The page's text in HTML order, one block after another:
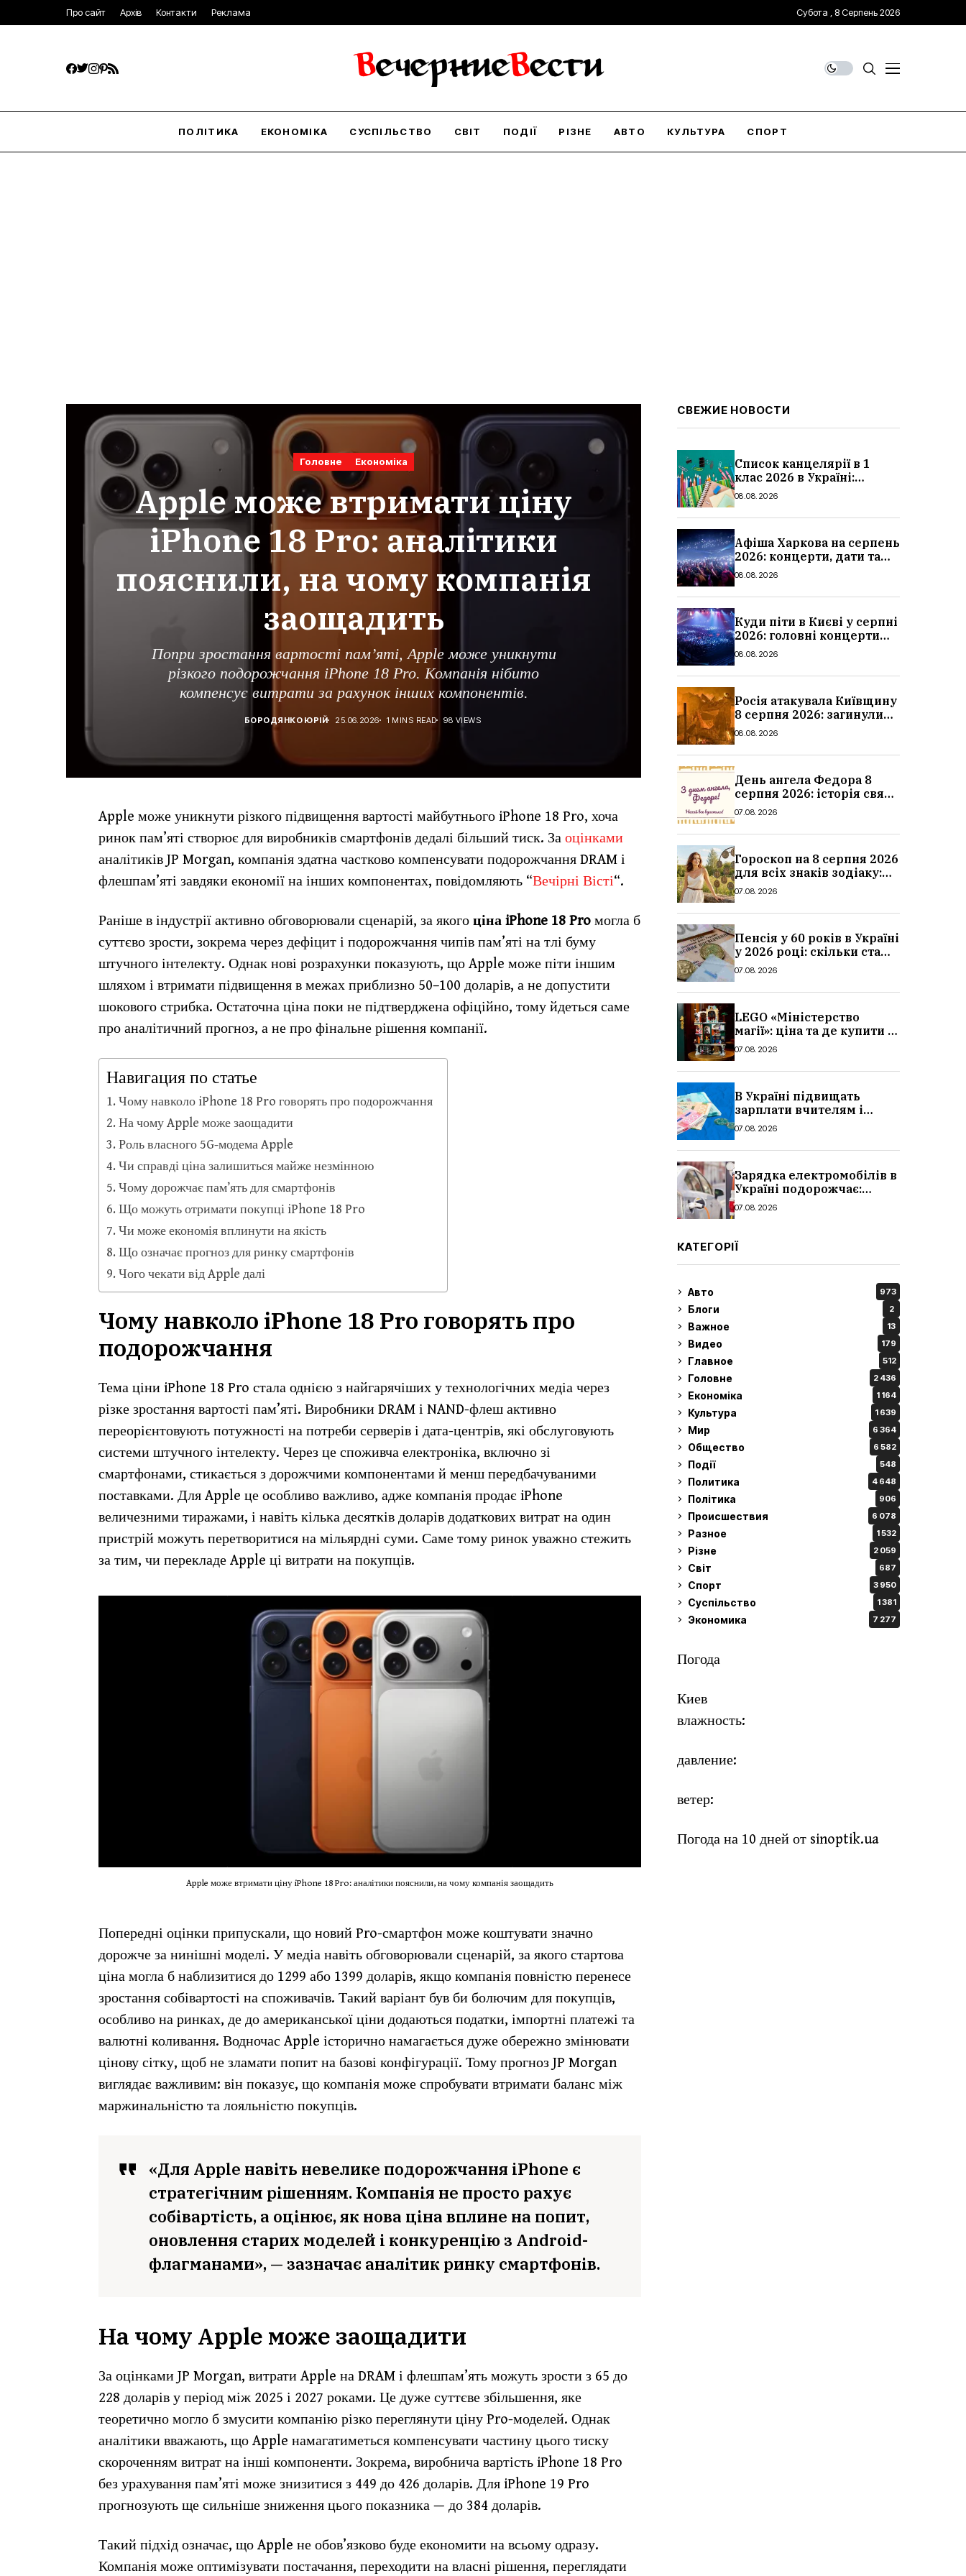
Про сайт Архів Контакти Реклама Субота , 8 Серпень 2026
ПОЛІТИКА ЕКОНОМІКА СУСПІЛЬСТВО СВІТ ПОДІЇ РІЗНЕ АВТО КУЛЬТУРА СПОРТ
Головне Економіка
Apple може втримати ціну
iPhone 18 Pro: аналітики
пояснили, на чому компанія
заощадить
Попри зростання вартості пам’яті, Apple може уникнути
різкого подорожчання iPhone 18 Pro. Компанія нібито
компенсує витрати за рахунок інших компонентів.
БОРОДЯНКО ЮРІЙ 25.06.2026 1 MINS READ 98 VIEWS
Apple може уникнути різкого підвищення вартості майбутнього iPhone 18 Pro, хоча
ринок пам’яті створює для виробників смартфонів дедалі більший тиск. За оцінками
аналітиків JP Morgan, компанія здатна частково компенсувати подорожчання DRAM і
флешпам’яті завдяки економії на інших компонентах, повідомляють “Вечірні Вісті“.
Раніше в індустрії активно обговорювали сценарій, за якого ціна iPhone 18 Pro могла б
суттєво зрости, зокрема через дефіцит і подорожчання чипів пам’яті на тлі буму
штучного інтелекту. Однак нові розрахунки показують, що Apple може піти іншим
шляхом і втримати підвищення в межах приблизно 50–100 доларів, а не допустити
шокового стрибка. Остаточна ціна поки не підтверджена офіційно, тому йдеться саме
про аналітичний прогноз, а не про фінальне рішення компанії.
Навигация по статье
Чому навколо iPhone 18 Pro говорять про подорожчання
На чому Apple може заощадити
Роль власного 5G-модема Apple
Чи справді ціна залишиться майже незмінною
Чому дорожчає пам’ять для смартфонів
Що можуть отримати покупці iPhone 18 Pro
Чи може економія вплинути на якість
Що означає прогноз для ринку смартфонів
Чого чекати від Apple далі
Чому навколо iPhone 18 Pro говорять про
подорожчання
Тема ціни iPhone 18 Pro стала однією з найгарячіших у технологічних медіа через
різке зростання вартості пам’яті. Виробники DRAM і NAND-флеш активно
переорієнтовують потужності на потреби серверів і дата-центрів, які обслуговують
системи штучного інтелекту. Через це споживча електроніка, включно зі
смартфонами, стикається з дорожчими компонентами й менш передбачуваними
поставками. Для Apple це особливо важливо, адже компанія продає iPhone
величезними тиражами, і навіть кілька десятків доларів додаткових витрат на один
пристрій можуть перетворитися на мільярдні суми. Саме тому ринок уважно стежить
за тим, чи перекладе Apple ці витрати на покупців.
Apple може втримати ціну iPhone 18 Pro: аналітики пояснили, на чому компанія заощадить
Попередні оцінки припускали, що новий Pro-смартфон може коштувати значно
дорожче за нинішні моделі. У медіа навіть обговорювали сценарій, за якого стартова
ціна могла б наблизитися до 1299 або 1399 доларів, якщо компанія повністю перенесе
зростання собівартості на споживачів. Такий варіант був би болючим для покупців,
особливо на ринках, де до американської ціни додаються податки, імпортні платежі та
валютні коливання. Водночас Apple історично намагається дуже обережно змінювати
цінову сітку, щоб не зламати попит на базові конфігурації. Тому прогноз JP Morgan
виглядає важливим: він показує, що компанія може спробувати втримати баланс між
маржинальністю та лояльністю покупців.
«Для Apple навіть невелике подорожчання iPhone є
стратегічним рішенням. Компанія не просто рахує
собівартість, а оцінює, як нова ціна вплине на попит,
оновлення старих моделей і конкуренцію з Android-
флагманами», — зазначає аналітик ринку смартфонів.
На чому Apple може заощадити
За оцінками JP Morgan, витрати Apple на DRAM і флешпам’ять можуть зрости з 65 до
228 доларів у період між 2025 і 2027 роками. Це дуже суттєве збільшення, яке
теоретично могло б змусити компанію різко переглянути ціну Pro-моделей. Однак
аналітики вважають, що Apple намагатиметься компенсувати частину цього тиску
скороченням витрат на інші компоненти. Зокрема, виробнича вартість iPhone 18 Pro
без урахування пам’яті може знизитися з 449 до 426 доларів. Для iPhone 19 Pro
прогнозують ще сильніше зниження цього показника — до 384 доларів.
Такий підхід означає, що Apple не обов’язково буде економити на всьому одразу.
Компанія може оптимізувати постачання, переходити на власні рішення, переглядати
СВЕЖИЕ НОВОСТИ
Список канцелярії в 1
клас 2026 в Україні:
повний чек-лист для
08.08.2026
Афіша Харкова на серпень
2026: концерти, дати та
ціни квитків
08.08.2026
Куди піти в Києві у серпні
2026: головні концерти
місяця, дати, артисти та
08.08.2026
Росія атакувала Київщину
8 серпня 2026: загинули
троє людей, серед них
08.08.2026
День ангела Федора 8
серпня 2026: історія свята,
значення імені,
прозі
07.08.2026
Гороскоп на 8 серпня 2026
для всіх знаків зодіаку:
кохання, гроші та справи
07.08.2026
Пенсія у 60 років в Україні
у 2026 році: скільки стажу
потрібно, умови, кому
07.08.2026
LEGO «Міністерство
магії»: ціна та де купити в
Україні
07.08.2026
В Україні підвищать
зарплати вчителям і
стипендії студентам з 1
суми, розмір
07.08.2026
Зарядка електромобілів в
Україні подорожчає:
причина і нові ціни з
07.08.2026
КАТЕГОРІЇ
Авто 973
Блоги 2
Важное 13
Видео 179
Главное 512
Головне 2 436
Економіка 1 164
Культура 1 639
Мир 6 364
Общество 6 582
Події 548
Политика 4 648
Політика 906
Происшествия 6 078
Разное 1 532
Різне 2 059
Світ 687
Спорт 3 950
Суспільство 1 381
Экономика 7 277
Погода
Киев
влажность:
давление:
ветер:
Погода на 10 дней от sinoptik.ua